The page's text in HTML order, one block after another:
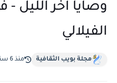
وصايا آخر الليل -
الفيلالي
مجلة بويب الثقافية منذ 6 سنة